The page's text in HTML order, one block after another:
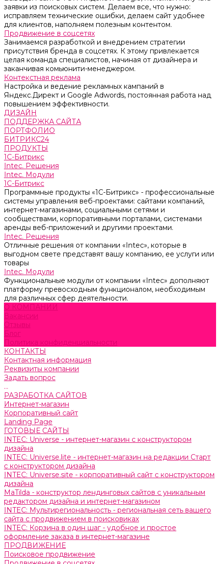
заявки из поисковых систем. Делаем все, что нужно:
исправляем технические ошибки, делаем сайт удобнее
для клиентов, наполняем полезным контентом.
Продвижение в соцсетях
Занимаемся разработкой и внедрением стратегии
присутствия бренда в соцсетях. К этому привлекается
целая команда специалистов, начиная от дизайнера и
заканчивая комьюнити-менеджером.
Контекстная реклама
Настройка и ведение рекламных кампаний в
Яндекс.Директ и Google Adwords, постоянная работа над
повышением эффективности.
ДИЗАЙН
ПОДДЕРЖКА САЙТА
ПОРТФОЛИО
БИТРИКС24
ПРОДУКТЫ
1С-Битрикс
Intec. Решения
Intec. Модули
1С-Битрикс
Программные продукты «1С-Битрикс» - профессиональные
системы управления веб-проектами: сайтами компаний,
интернет-магазинами, социальными сетями и
сообществами, корпоративными порталами, системами
аренды веб-приложений и другими проектами.
Intec. Решения
Отличные решения от компании «Intec», которые в
выгодном свете представят вашу компанию, ее услуги или
товары
Intec. Модули
Функциональные модули от компании «Intec» дополняют
платформу превосходным функционалом, необходимым
для различных сфер деятельности.
О КОМПАНИИ
Вакансии
Отзывы
Блог
Политика конфиденциальности
КОНТАКТЫ
Контактная информация
Реквизиты компании
Задать вопрос
...
РАЗРАБОТКА САЙТОВ
Интернет-магазин
Корпоративный сайт
Landing Page
ГОТОВЫЕ САЙТЫ
INTEC: Universe - интернет-магазин с конструктором
дизайна
INTEC: Universe.lite - интернет-магазин на редакции Старт
с конструктором дизайна
INTEC: Universe.site - корпоративный сайт с конструктором
дизайна
MaTilda - конструктор лендинговых сайтов с уникальным
редактором дизайна и интернет-магазином
INTEC: Мультирегиональность - региональная сеть вашего
сайта с продвижением в поисковиках
INTEC: Корзина в один шаг - удобное и простое
оформление заказа в интернет-магазине
ПРОДВИЖЕНИЕ
Поисковое продвижение